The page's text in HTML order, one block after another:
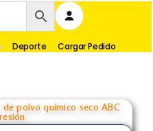
Deporte Cargar Pedido
polvo químico seco ABC